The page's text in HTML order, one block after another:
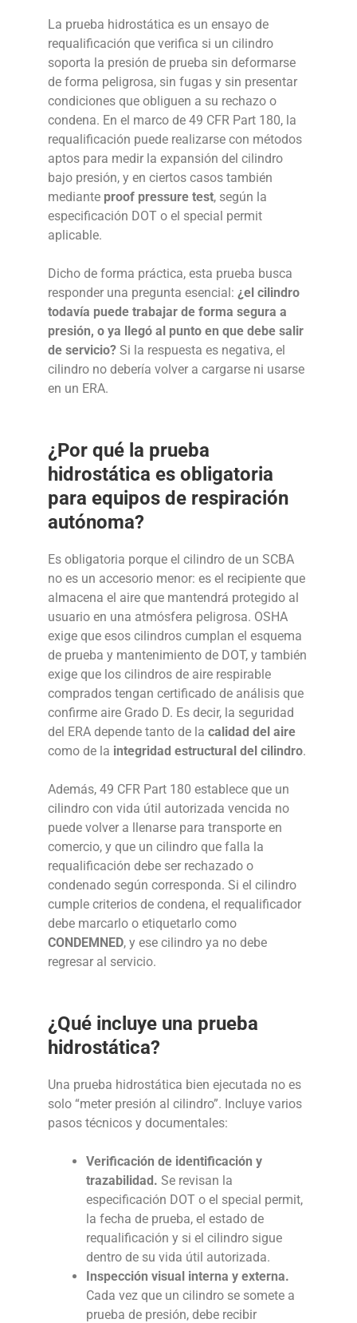
La prueba hidrostática es un ensayo de
requalificación que verifica si un cilindro
soporta la presión de prueba sin deformarse
de forma peligrosa, sin fugas y sin presentar
condiciones que obliguen a su rechazo o
condena. En el marco de 49 CFR Part 180, la
requalificación puede realizarse con métodos
aptos para medir la expansión del cilindro
bajo presión, y en ciertos casos también
mediante proof pressure test, según la
especificación DOT o el special permit
aplicable.
Dicho de forma práctica, esta prueba busca
responder una pregunta esencial: ¿el cilindro
todavía puede trabajar de forma segura a
presión, o ya llegó al punto en que debe salir
de servicio? Si la respuesta es negativa, el
cilindro no debería volver a cargarse ni usarse
en un ERA.
¿Por qué la prueba
hidrostática es obligatoria
para equipos de respiración
autónoma?
Es obligatoria porque el cilindro de un SCBA
no es un accesorio menor: es el recipiente que
almacena el aire que mantendrá protegido al
usuario en una atmósfera peligrosa. OSHA
exige que esos cilindros cumplan el esquema
de prueba y mantenimiento de DOT, y también
exige que los cilindros de aire respirable
comprados tengan certificado de análisis que
confirme aire Grado D. Es decir, la seguridad
del ERA depende tanto de la calidad del aire
como de la integridad estructural del cilindro.
Además, 49 CFR Part 180 establece que un
cilindro con vida útil autorizada vencida no
puede volver a llenarse para transporte en
comercio, y que un cilindro que falla la
requalificación debe ser rechazado o
condenado según corresponda. Si el cilindro
cumple criterios de condena, el requalificador
debe marcarlo o etiquetarlo como
CONDEMNED, y ese cilindro ya no debe
regresar al servicio.
¿Qué incluye una prueba
hidrostática?
Una prueba hidrostática bien ejecutada no es
solo “meter presión al cilindro”. Incluye varios
pasos técnicos y documentales:
Verificación de identificación y
trazabilidad. Se revisan la
especificación DOT o el special permit,
la fecha de prueba, el estado de
requalificación y si el cilindro sigue
dentro de su vida útil autorizada.
Inspección visual interna y externa.
Cada vez que un cilindro se somete a
prueba de presión, debe recibir